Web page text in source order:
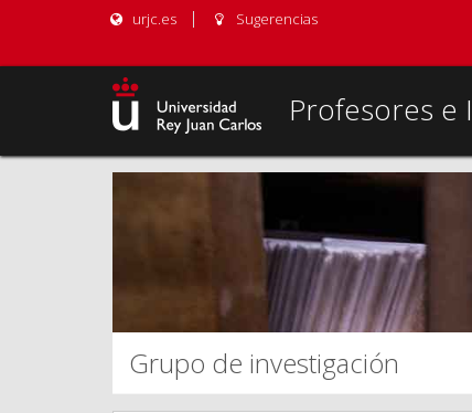
urjc.es Sugerencias
Profesores e
Grupo de investigación